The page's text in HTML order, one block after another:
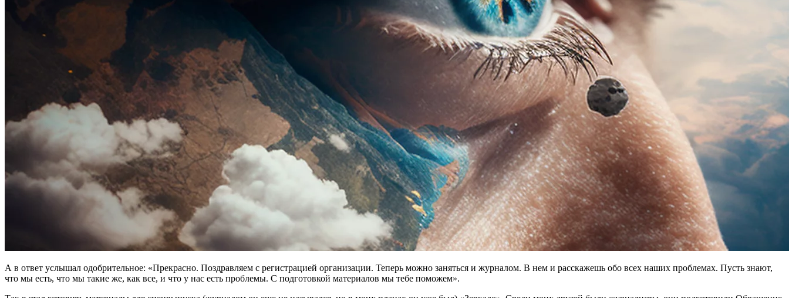
А в ответ услышал одобрительное: «Прекрасно. Поздравляем с регистрацией организации. Теперь можно заняться и журналом. В нем и расскажешь обо всех наших проблемах. Пусть знают,
что мы есть, что мы такие же, как все, и что у нас есть проблемы. С подготовкой материалов мы тебе поможем».